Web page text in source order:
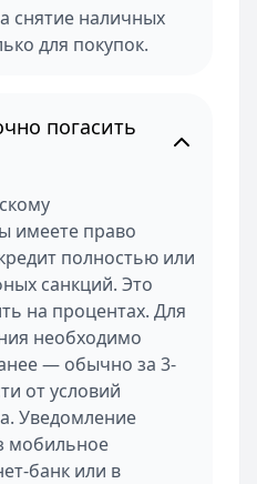
снятие наличных
для покупок.
погасить
имеете право
полностью или
санкций. Это
на процентах. Для
необходимо
— обычно за 3-
от условий
Уведомление
мобильное
банк или в